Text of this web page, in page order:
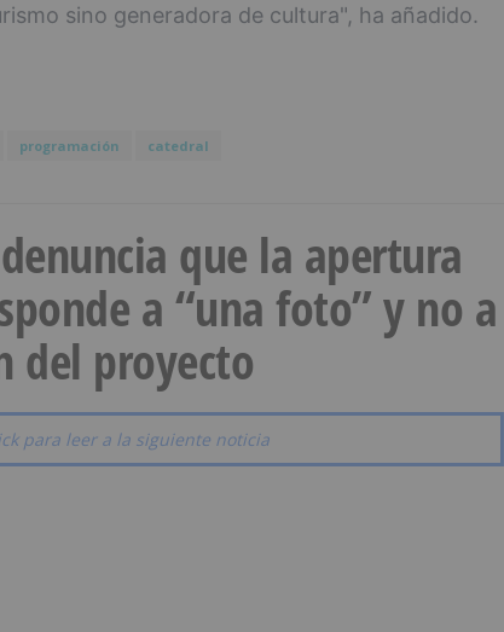
sino generadora de cultura", ha añadido.
programación catedral
que la apertura
a “una foto” y no a
del proyecto
para leer a la siguiente noticia